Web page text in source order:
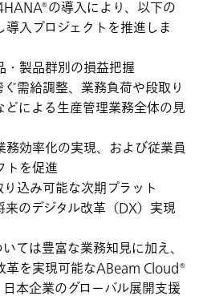
の導入により、以下の
入プロジェクトを推進しま
・製品群別の損益把握
需給調整、業務負荷や段取り
による生産管理業務全体の見
効率化の実現、および従業員
トを促進
込み可能な次期プラット
のデジタル改革（DX）実現
ては豊富な業務知見に加え、
革を実現可能なABeam Cloud®
本企業のグローバル展開支援